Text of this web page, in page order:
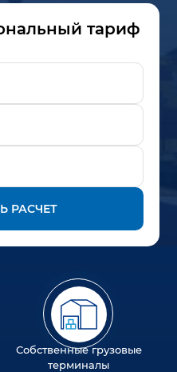
тариф
РАСЧЕТ
Собственные грузовые
терминалы